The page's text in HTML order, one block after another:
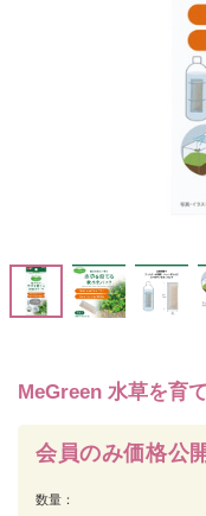
MeGreen 水草を育
会員のみ価格公
数量：